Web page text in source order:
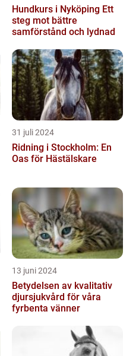
Hundkurs i Nyköping Ett
steg mot bättre
samförstånd och lydnad
31 juli 2024
Ridning i Stockholm: En
Oas för Hästälskare
13 juni 2024
Betydelsen av kvalitativ
djursjukvård för våra
fyrbenta vänner